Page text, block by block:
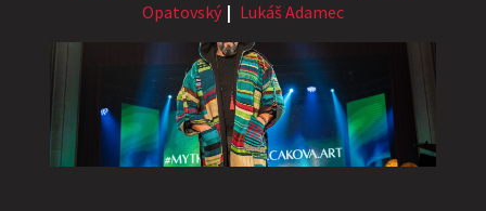
Opatovský
Lukáš Adamec